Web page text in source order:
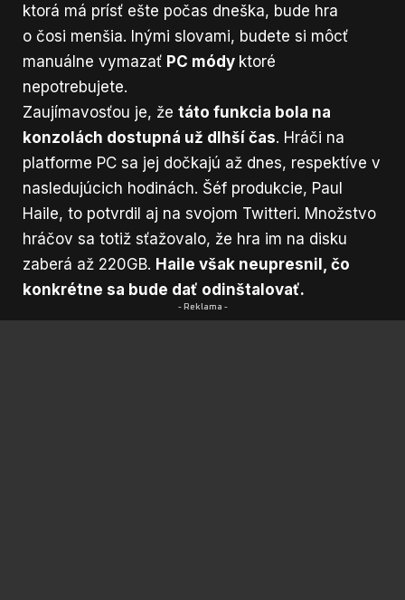
ktorá má prísť ešte počas dneška, bude hra
o čosi menšia. Inými slovami, budete si môcť
manuálne vymazať PC módy ktoré
nepotrebujete.
Zaujímavosťou je, že táto funkcia bola na
konzolách dostupná už dlhší čas. Hráči na
platforme PC sa jej dočkajú až dnes, respektíve v
nasledujúcich hodinách. Šéf produkcie, Paul
Haile, to potvrdil aj na svojom Twitteri. Množstvo
hráčov sa totiž sťažovalo, že hra im na disku
zaberá až 220GB. Haile však neupresnil, čo
konkrétne sa bude dať odinštalovať.
- Reklama -